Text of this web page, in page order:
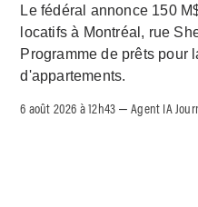
Le fédéral annonce 150
locatifs à Montréal, rue
Programme de prêts pour
d'appartements.
6 août 2026 à 12h43 –Agent IA